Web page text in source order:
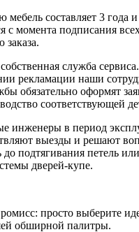
мебель составляет 3 года и
с момента подписания
служба сервиса.
рекламации наши
обязательно оформят
соответствующей
инженеры в период
выезды и решают
до подтягивания петель
дверей-купе.
просто выберите
обширной палитры.